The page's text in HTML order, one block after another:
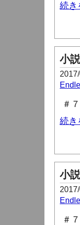
続き
小
＃
続き
小
＃